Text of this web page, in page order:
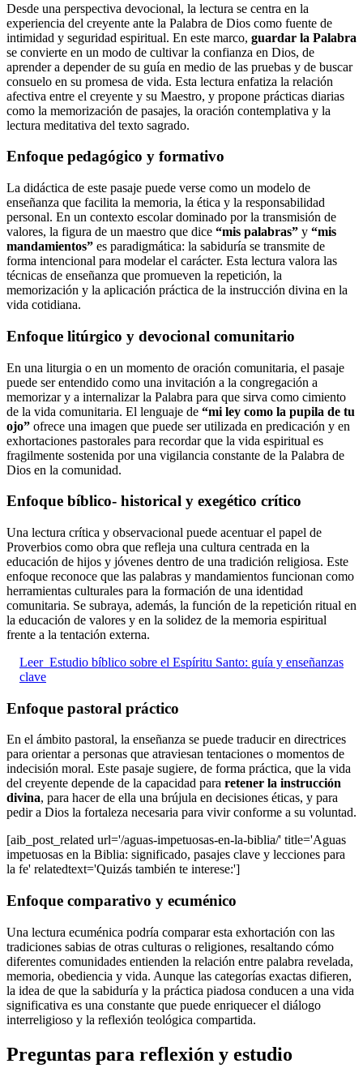
Desde una perspectiva devocional, la lectura se centra en la
experiencia del creyente ante la Palabra de Dios como fuente de
intimidad y seguridad espiritual. En este marco, guardar la Palabra
se convierte en un modo de cultivar la confianza en Dios, de
aprender a depender de su guía en medio de las pruebas y de buscar
consuelo en su promesa de vida. Esta lectura enfatiza la relación
afectiva entre el creyente y su Maestro, y propone prácticas diarias
como la memorización de pasajes, la oración contemplativa y la
lectura meditativa del texto sagrado.
Enfoque pedagógico y formativo
La didáctica de este pasaje puede verse como un modelo de
enseñanza que facilita la memoria, la ética y la responsabilidad
personal. En un contexto escolar dominado por la transmisión de
valores, la figura de un maestro que dice “mis palabras” y “mis
mandamientos” es paradigmática: la sabiduría se transmite de
forma intencional para modelar el carácter. Esta lectura valora las
técnicas de enseñanza que promueven la repetición, la
memorización y la aplicación práctica de la instrucción divina en la
vida cotidiana.
Enfoque litúrgico y devocional comunitario
En una liturgia o en un momento de oración comunitaria, el pasaje
puede ser entendido como una invitación a la congregación a
memorizar y a internalizar la Palabra para que sirva como cimiento
de la vida comunitaria. El lenguaje de “mi ley como la pupila de tu
ojo” ofrece una imagen que puede ser utilizada en predicación y en
exhortaciones pastorales para recordar que la vida espiritual es
fragilmente sostenida por una vigilancia constante de la Palabra de
Dios en la comunidad.
Enfoque bíblico- historical y exegético crítico
Una lectura crítica y observacional puede acentuar el papel de
Proverbios como obra que refleja una cultura centrada en la
educación de hijos y jóvenes dentro de una tradición religiosa. Este
enfoque reconoce que las palabras y mandamientos funcionan como
herramientas culturales para la formación de una identidad
comunitaria. Se subraya, además, la función de la repetición ritual en
la educación de valores y en la solidez de la memoria espiritual
frente a la tentación externa.
Leer Estudio bíblico sobre el Espíritu Santo: guía y enseñanzas
clave
Enfoque pastoral práctico
En el ámbito pastoral, la enseñanza se puede traducir en directrices
para orientar a personas que atraviesan tentaciones o momentos de
indecisión moral. Este pasaje sugiere, de forma práctica, que la vida
del creyente depende de la capacidad para retener la instrucción
divina, para hacer de ella una brújula en decisiones éticas, y para
pedir a Dios la fortaleza necesaria para vivir conforme a su voluntad.
[aib_post_related url='/aguas-impetuosas-en-la-biblia/' title='Aguas
impetuosas en la Biblia: significado, pasajes clave y lecciones para
la fe' relatedtext='Quizás también te interese:']
Enfoque comparativo y ecuménico
Una lectura ecuménica podría comparar esta exhortación con las
tradiciones sabias de otras culturas o religiones, resaltando cómo
diferentes comunidades entienden la relación entre palabra revelada,
memoria, obediencia y vida. Aunque las categorías exactas difieren,
la idea de que la sabiduría y la práctica piadosa conducen a una vida
significativa es una constante que puede enriquecer el diálogo
interreligioso y la reflexión teológica compartida.
Preguntas para reflexión y estudio